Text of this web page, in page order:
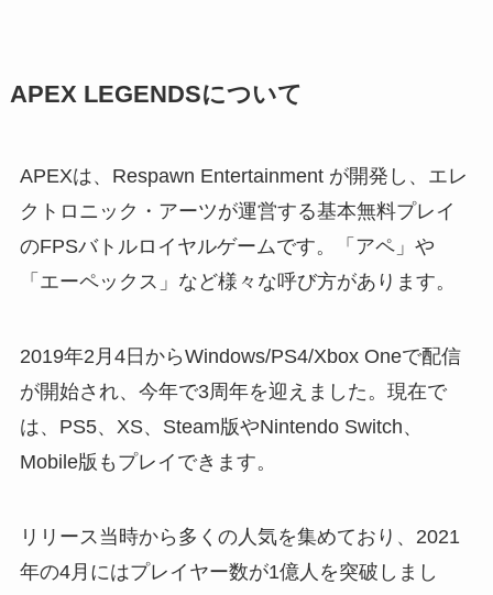
APEX LEGENDSについて
APEXは、Respawn Entertainment が開発し、エレ
クトロニック・アーツが運営する基本無料プレイ
のFPSバトルロイヤルゲームです。「アペ」や
「エーペックス」など様々な呼び方があります。
2019年2月4日からWindows/PS4/Xbox Oneで配信
が開始され、今年で3周年を迎えました。現在で
は、PS5、XS、Steam版やNintendo Switch、
Mobile版もプレイできます。
リリース当時から多くの人気を集めており、2021
年の4月にはプレイヤー数が1億人を突破しまし